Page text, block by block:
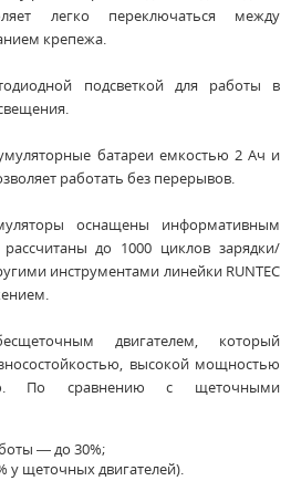
легко переключаться между
крепежа.
подсветкой для работы в
батареи емкостью 2 Ач и
работать без перерывов.
оснащены информативным
до 1000 циклов зарядки/
инструментами линейки RUNTEC
двигателем, который
высокой мощностью
По сравнению с щеточными
— до 30%;
у щеточных двигателей).